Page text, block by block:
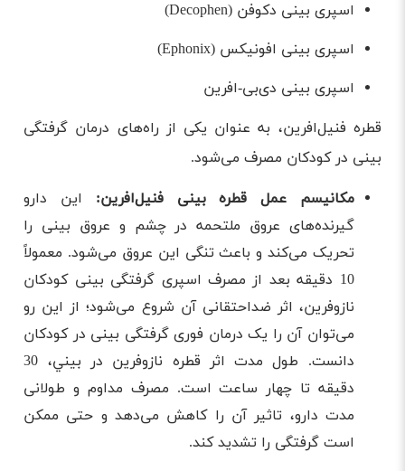
اسپری بینی دکوفن (Decophen)
اسپری بینی افونیکس (Ephonix)
اسپری بینی دی‌بی-افرین
قطره فنيل‌افرين، به عنوان یکی از راه‌های درمان گرفتگی
بینی در کودکان مصرف می‌شود.
مکانیسم عمل قطره بینی فنیل‌افرین: این دارو
گیرنده‌های عروق ملتحمه در چشم و عروق بینی را
تحریک می‌کند و باعث تنگی این عروق می‌شود. معمولاً
10 دقیقه بعد از مصرف اسپری گرفتگی بینی کودکان
نازوفرین، اثر ضداحتقانی آن شروع می‌شود؛ از این رو
می‌توان آن را یک درمان فوری گرفتگی بینی در کودکان
دانست. طول مدت اثر قطره نازوفرین در بيني، 30
دقيقه تا چهار ساعت است. مصرف مداوم و طولانی
مدت دارو، تاثیر آن را کاهش می‌دهد و حتی ممکن
است گرفتگی را تشدید کند.